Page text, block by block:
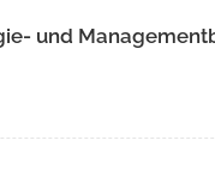
und